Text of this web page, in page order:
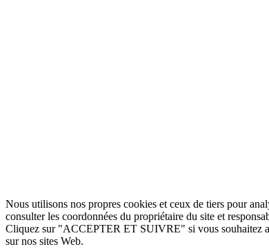
Nous utilisons nos propres cookies et ceux de tiers pour
consulter les coordonnées du propriétaire du site et
Cliquez sur "ACCEPTER ET SUIVRE" si vous souhaitez
sur nos sites Web.